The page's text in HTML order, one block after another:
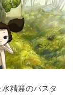
精霊のバスタ